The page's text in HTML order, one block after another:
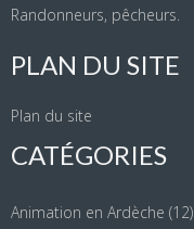
Randonneurs, pêcheurs.
PLAN DU SITE
Plan du site
CATÉGORIES
Animation en Ardèche (12)